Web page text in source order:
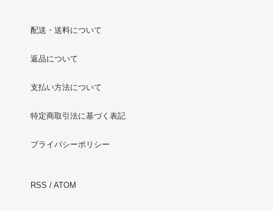
配送・送料について
返品について
支払い方法について
特定商取引法に基づく表記
プライバシーポリシー
RSS / ATOM